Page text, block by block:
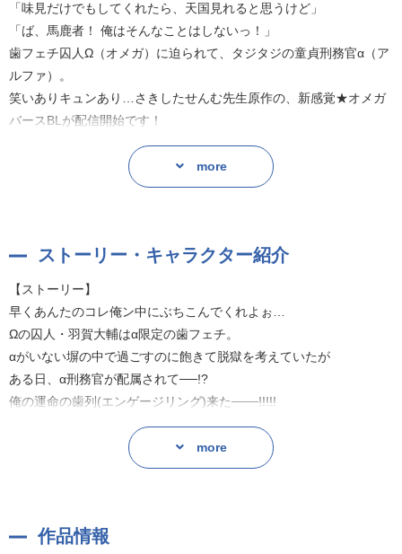
「味見だけでもしてくれたら、天国見れると思うけど」
「ば、馬鹿者！ 俺はそんなことはしないっ！」
歯フェチ囚人Ω（オメガ）に迫られて、タジタジの童貞刑務官α（ア
ルファ）。
笑いありキュンあり…さきしたせんむ先生原作の、新感覚★オメガ
バースBLが配信開始です！
冒頭からαをボッコボコ！？Ωのイメージをぶち破るようなインパク
ト！羽賀を演じられますのは、小野友樹さんです。
にいるとは思えないほどに乙女チックなのです！
そんな羽賀の前に現れた刑務官のα・浪川。演じられますのは、高橋
広樹さんです。
自らの信条に則り、貞操を守り続けているという、とっても真面目
な彼。
エリート感漂うお声と、ちょっぴりずれているコミカルな演技が最
高なのです！
ご本人は至って真面目なのがこれまた笑いのツボに入ってしまいま
んです。
力の抜けたお声で、キレッキレなテンポの良いツッコミが冴えわた
more
ストーリー・キャラクター紹介
【ストーリー】
早くあんたのコレ俺ン中にぶちこんでくれよぉ…
Ωの囚人・羽賀大輔はα限定の歯フェチ。
αがいない塀の中で過ごすのに飽きて脱獄を考えていたが
ある日、α刑務官が配属されて──!?
俺の運命の歯列(エンゲージリング)来た───!!!!!
お堅いα刑務官をΩの発情フェロモンで悩殺!!
究極のどちゃシコラブコメディ!!!
浪川嵐:高橋広樹
more
作品情報